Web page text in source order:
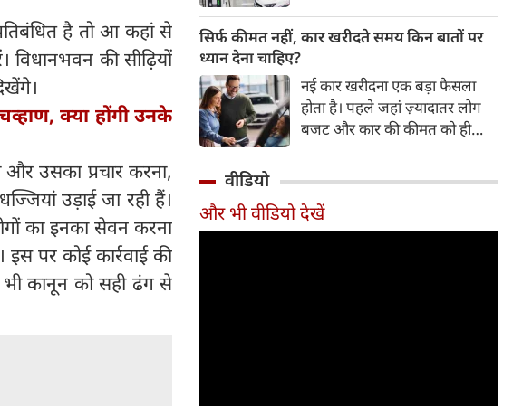
है तो आ कहां से
की सीढ़ियों
क्या होंगी उनके
और उसका प्रचार करना,
उड़ाई जा रही हैं।
का इनका सेवन करना
पर कोई कार्रवाई की
कानून को सही ढंग से
200 अरब रुपए का मौका
सिर्फ कीमत नहीं, कार खरीदते समय किन बातों पर
ध्यान देना चाहिए?
नई कार खरीदना एक बड़ा फैसला
होता है। पहले जहां ज़्यादातर लोग
बजट और कार की कीमत को ही
खरीदते समय किन बातों पर ध्यान
देना चाहिए।
वीडियो
और भी वीडियो देखें